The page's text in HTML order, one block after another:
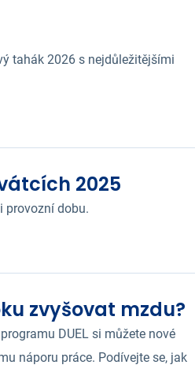
tahák 2026 s nejdůležitějšími
2025
provozní dobu.
zvyšovat mzdu?
DUEL si můžete nové
náporu práce. Podívejte se, jak